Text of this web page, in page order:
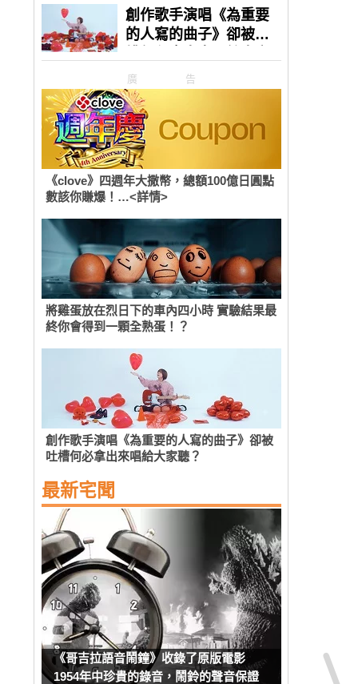
廣告
《clove》四週年大撒幣，總額100億日圓點
數該你賺爆！…<詳情>
將雞蛋放在烈日下的車內四小時 實驗結果最
終你會得到一顆全熟蛋！？
創作歌手演唱《為重要的人寫的曲子》卻被
吐槽何必拿出來唱給大家聽？
最新宅聞
《哥吉拉語音鬧鐘》收錄了原版電影
1954年中珍貴的錄音，鬧鈴的聲音保證